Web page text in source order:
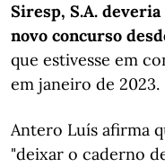
Siresp, S.A.
novo concurso
que estivesse em
em janeiro de 2023.
Antero Luís afirma
"deixar o caderno